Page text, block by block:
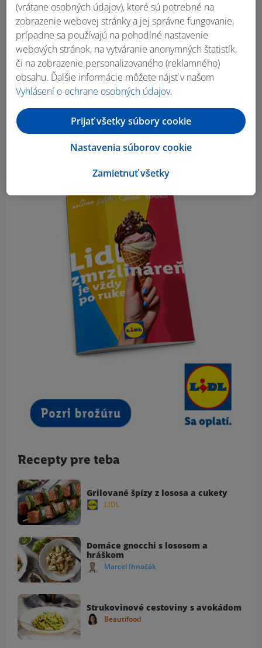
Recepty pre teba
Grilované špízy z lososa a cukety
LIDL
Domáce gnocchi s lososom a
hráškom
Marcel Ihnačák
Strukovinové cestoviny s avokádom
Beautifood
(vrátane osobných údajov), ktoré sú potrebné na
zobrazenie webovej stránky a jej správne fungovanie,
prípadne sa používajú na pohodlné nastavenie
webových stránok, na vytváranie anonymných štatistík,
či na zobrazenie personalizovaného (reklamného)
obsahu. Ďalšie informácie môžete nájsť v našom
Vyhlásení o ochrane osobných údajov.
Zamietnuť všetky
Nastavenia súborov cookie
Prijať všetky súbory cookie